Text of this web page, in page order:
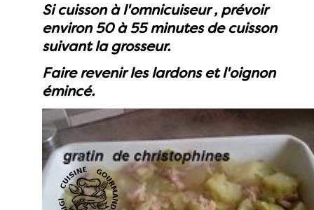
Si cuisson à l'omnicuiseur , prévoir
environ 50 à 55 minutes de cuisson
suivant la grosseur.
Faire revenir les lardons et l'oignon
émincé.